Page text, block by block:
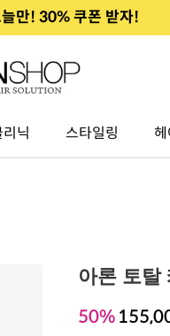
만! 30% 쿠폰 받자!
닉 스타일링
아론 토탈
50%